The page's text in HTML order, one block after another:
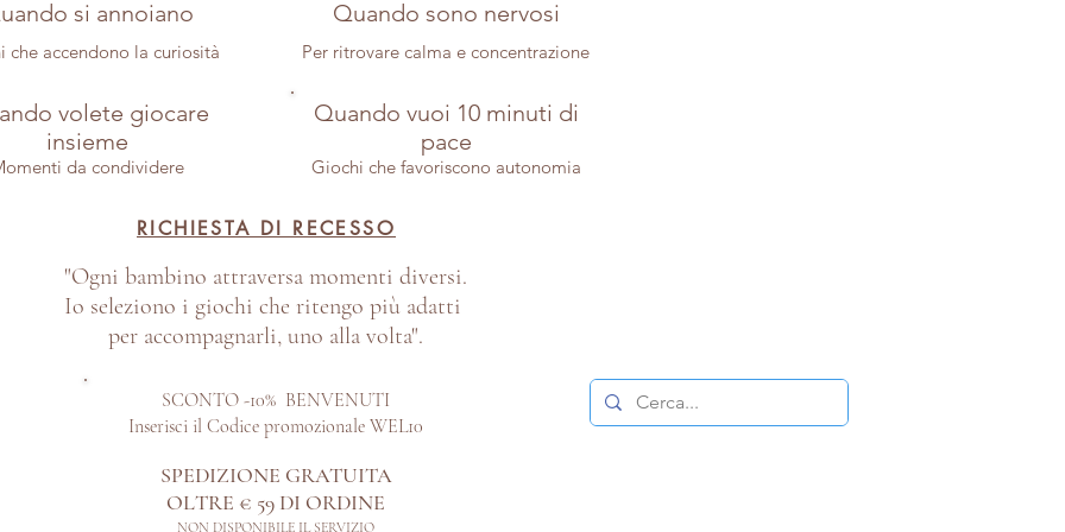
si annoiano
che accendono la curiosità
volete giocare
insieme
da condividere
Quando sono nervosi
Per ritrovare calma e concentrazione
Quando vuoi 10 minuti di
pace
Giochi che favoriscono autonomia
RICHIESTA DI RECESSO
"Ogni bambino attraversa momenti diversi.
Io seleziono i giochi che ritengo più adatti
per accompagnarli, uno alla volta".
SCONTO -10% BENVENUTI
Inserisci il Codice promozionale WEL10
SPEDIZIONE GRATUITA
OLTRE € 59 DI ORDINE​
NON DISPONIBILE IL SERVIZIO